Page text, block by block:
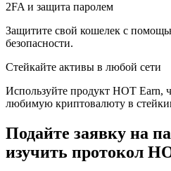
2FA и защита паролем
Защитите свой кошелек с
безопасности.
Стейкайте активы в любой сети
Используйте продукт HOT Earn,
любимую криптовалюту в
Подайте заявку на
изучить протокол